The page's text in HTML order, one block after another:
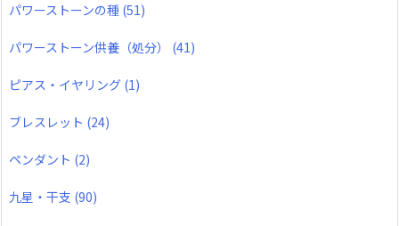
パワーストーンの種 (51)
パワーストーン供養（処分） (41)
ピアス・イヤリング (1)
ブレスレット (24)
ペンダント (2)
九星・干支 (90)